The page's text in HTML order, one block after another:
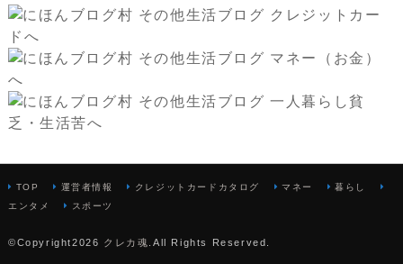
TOP 運営者情報 クレジットカードカタログ マネー
暮らし
エンタメ
スポーツ
©Copyright2026 クレカ魂 .All Rights Reserved.